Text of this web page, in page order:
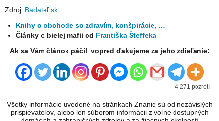
Zdroj: Badateľ.sk
Knihy o obchode so zdravím, konšpirácie, …
Články o bielej mafii od Františka Šteffeka
Ak sa Vám článok páčil, vopred ďakujeme za jeho zdieľanie:
4 271 pozretí
Všetky informácie uvedené na stránkach Znanie sú od nezávislých
prispievateľov, alebo len súborom informácii z voľne dostupných